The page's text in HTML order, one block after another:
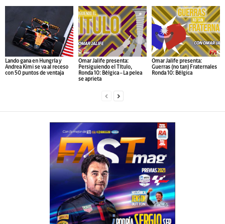
Lando gana en Hungría y
Andrea Kimi se va al receso
con 50 puntos de ventaja
Omar Jalife presenta:
Persiguiendo el Título,
Ronda 10: Bélgica – La pelea
se aprieta
Omar Jalife presenta:
Guerras (no tan) Fraternales
Ronda 10: Bélgica